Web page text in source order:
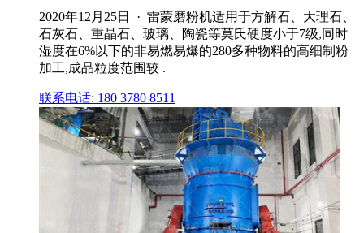
2020年12月25日 · 雷蒙磨粉机适用于方解石、大理石、
石灰石、重晶石、玻璃、陶瓷等莫氏硬度小于7级,同时
湿度在6%以下的非易燃易爆的280多种物料的高细制粉
加工,成品粒度范围较 .
联系电话: 180 3780 8511